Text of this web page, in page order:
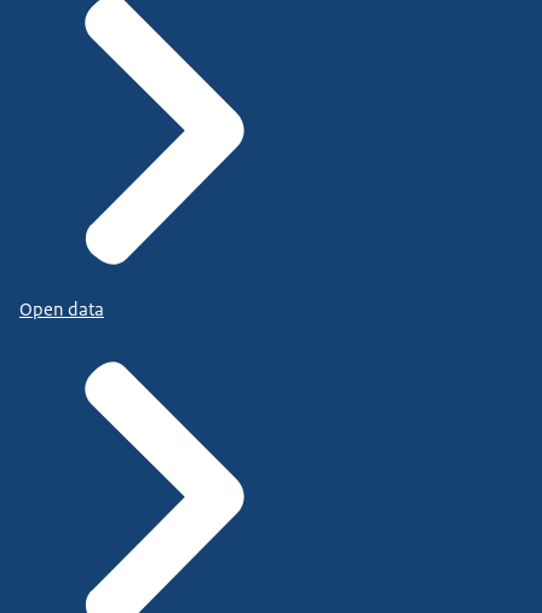
Open data